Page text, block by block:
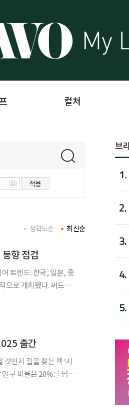
컬처
적용
최신순
정확도순
향 점검
트렌드: 한국, 일본, 중
으로 개최됐다. 써드에
출간
인지 길을 찾는 책 ‘시
브
1.
2.
3.
4.
5.